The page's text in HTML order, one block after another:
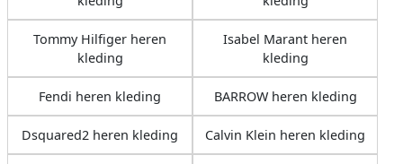
Tommy Hilfiger heren
kleding
Isabel Marant heren
kleding
Fendi heren kleding BARROW heren kleding
Dsquared2 heren kleding Calvin Klein heren kleding